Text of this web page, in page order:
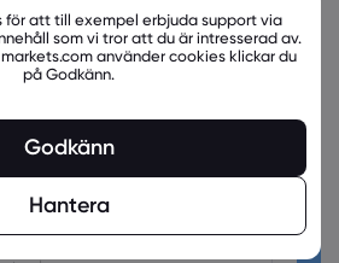
för att till exempel erbjuda support via
som vi tror att du är intresserad av.
använder cookies klickar du
på Godkänn.
Godkänn
Hantera